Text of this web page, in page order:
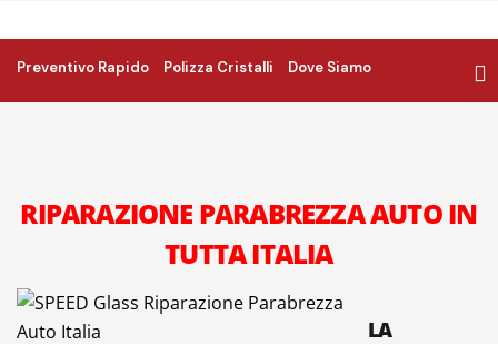
Preventivo Rapido Polizza Cristalli Dove Siamo
RIPARAZIONE PARABREZZA AUTO IN
TUTTA ITALIA
LA